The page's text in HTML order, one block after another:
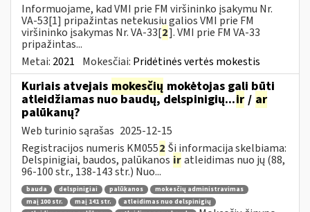
Informuojame, kad VMI prie FM viršininko įsakymu Nr.
VA-53[1] pripažintas netekusiu galios VMI prie FM
viršininko įsakymas Nr. VA-33[2]. VMI prie FM VA-33
pripažintas...
Metai: 2021 Mokesčiai: Pridėtinės vertės mokestis
Kuriais atvejais mokesčių mokėtojas gali būti
atleidžiamas nuo baudų, delspinigių...ir / ar
palūkanų?
Web turinio sąrašas 2025-12-15
Registracijos numeris KM0552 Ši informacija skelbiama:
Delspinigiai, baudos, palūkanos iratleidimas nuo jų (88,
96-100 str., 138-143 str.) Nuo...
bauda delspinigiai palūkanos
mokesčių administravimas
maį 100 str.
maį 141 str.
atleidimas nuo delspinigių